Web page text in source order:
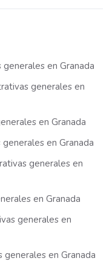
en Granada
generales en
en Granada
en Granada
generales en
en Granada
generales en
en Granada